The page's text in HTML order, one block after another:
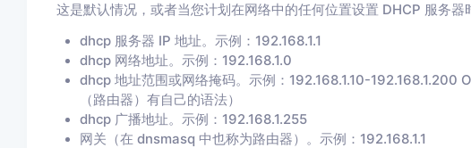
这是默认情况，或者当您计划在网络中的任何位置设置 DHCP 服务
dhcp 服务器 IP 地址。示例：192.168.1.1
dhcp 网络地址。示例：192.168.1.0
dhcp 地址范围或网络掩码。示例：192.168.1.10-192.168.1.200
（路由器）有自己的语法）
dhcp 广播地址。示例：192.168.1.255
网关（在 dnsmasq 中也称为路由器）。示例：192.168.1.1